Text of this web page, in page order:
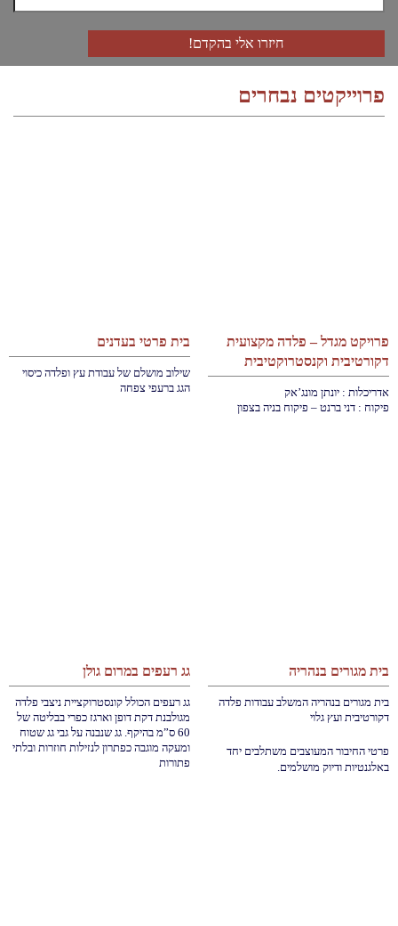
פרוייקטים נבחרים
פרויקט מגדל – פלדה מקצועית
דקורטיבית וקנסטרוקטיבית
אדריכלות : יונתן מונג’אק
פיקוח : דני ברנט – פיקוח בניה בצפון
בית פרטי בעדנים
שילוב מושלם של עבודת עץ ופלדה כיסוי
הגג ברעפי צפחה
בית מגורים בנהריה
בית מגורים בנהריה המשלב עבודות פלדה
דקורטיבית ועץ גלוי
פרטי החיבור המעוצבים משתלבים יחד
באלגנטיות ודיוק מושלמים.
גג רעפים במרום גולן
גג רעפים הכולל קונסטרוקציית ניצבי פלדה
מגולבנת דקת דופן וארגז כפרי בבליטה של
60 ס”מ בהיקף. גג שנבנה על גבי גג שטוח
ומעקה מוגבה כפתרון לנזילות חוזרות ובלתי
פתורות